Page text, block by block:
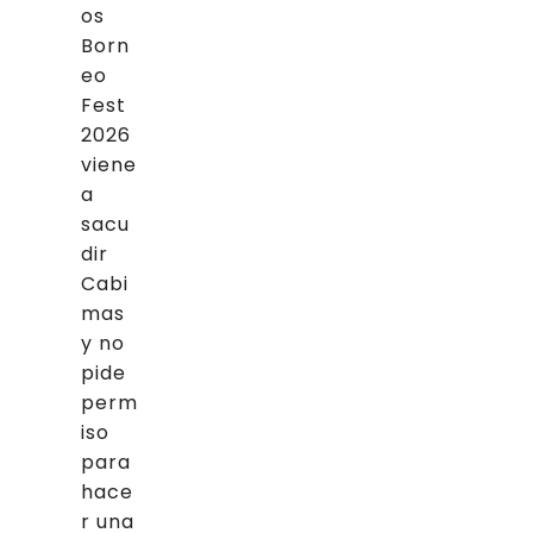
os
Born
eo
Fest
2026
viene
a
sacu
dir
Cabi
mas
y no
pide
perm
iso
para
hace
r una